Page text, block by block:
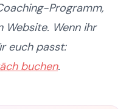
Programm,
Website. Wenn ihr
euch passt:
buchen.